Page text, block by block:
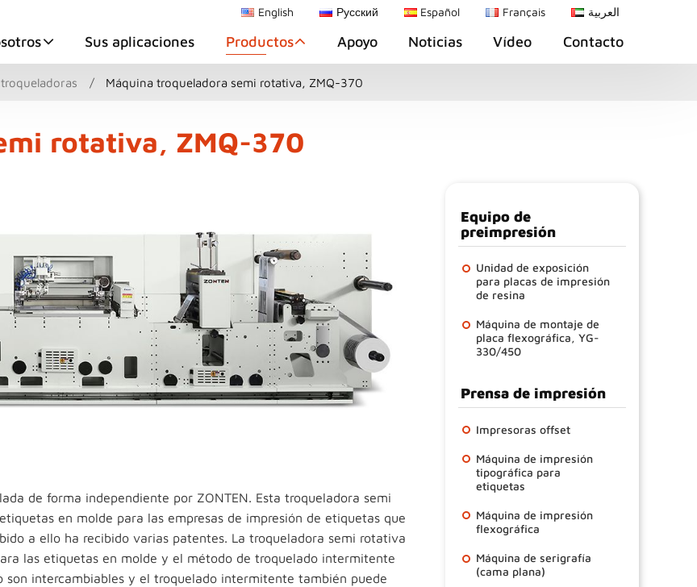
English Русский Español Français العربية
Sus aplicaciones Productos Apoyo Noticias Vídeo Contacto
Máquina troqueladora semi rotativa, ZMQ-370
rotativa, ZMQ-370
de forma independiente por ZONTEN. Esta troqueladora semi
en molde para las empresas de impresión de etiquetas que
a ello ha recibido varias patentes. La troqueladora semi rotativa
las etiquetas en molde y el método de troquelado intermitente
son intercambiables y el troquelado intermitente también puede
Equipo de
preimpresión
Unidad de exposición
para placas de impresión
de resina
Máquina de montaje de
placa flexográfica, YG-
330/450
Prensa de impresión
Impresoras offset
Máquina de impresión
tipográfica para
etiquetas
Máquina de impresión
flexográfica
Máquina de serigrafía
(cama plana)